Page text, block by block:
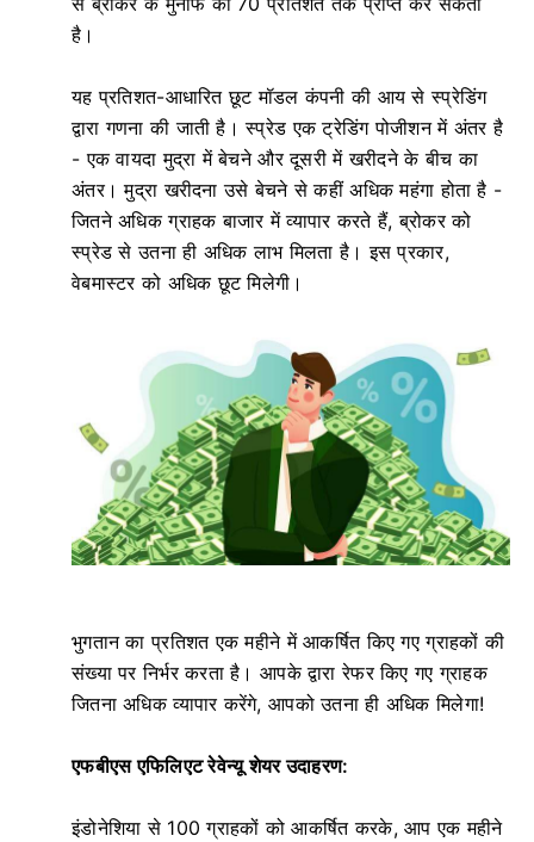
है।
यह प्रतिशत-आधारित छूट मॉडल कंपनी की आय से स्प्रेडिंग
द्वारा गणना की जाती है। स्प्रेड एक ट्रेडिंग पोजीशन में अंतर है
- एक वायदा मुद्रा में बेचने और दूसरी में खरीदने के बीच का
अंतर। मुद्रा खरीदना उसे बेचने से कहीं अधिक महंगा होता है -
जितने अधिक ग्राहक बाजार में व्यापार करते हैं, ब्रोकर को
स्प्रेड से उतना ही अधिक लाभ मिलता है। इस प्रकार,
वेबमास्टर को अधिक छूट मिलेगी।
भुगतान का प्रतिशत एक महीने में आकर्षित किए गए ग्राहकों की
संख्या पर निर्भर करता है। आपके द्वारा रेफर किए गए ग्राहक
जितना अधिक व्यापार करेंगे, आपको उतना ही अधिक मिलेगा!
एफबीएस एफिलिएट रेवेन्यू शेयर उदाहरण:
इंडोनेशिया से 100 ग्राहकों को आकर्षित करके, आप एक महीने